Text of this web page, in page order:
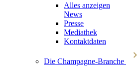
Alles anzeigen
News
Presse
Mediathek
Kontaktdaten
Die Champagne-Branche